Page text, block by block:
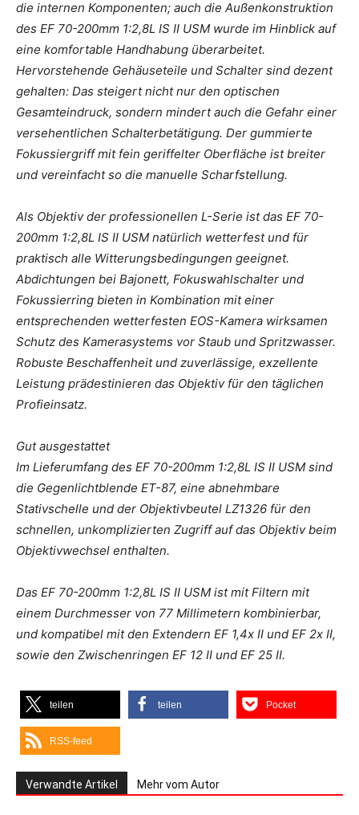
die internen Komponenten; auch die Außenkonstruktion
des EF 70-200mm 1:2,8L IS II USM wurde im Hinblick auf
eine komfortable Handhabung überarbeitet.
Hervorstehende Gehäuseteile und Schalter sind dezent
gehalten: Das steigert nicht nur den optischen
Gesamteindruck, sondern mindert auch die Gefahr einer
versehentlichen Schalterbetätigung. Der gummierte
Fokussiergriff mit fein geriffelter Oberfläche ist breiter
und vereinfacht so die manuelle Scharfstellung.
Als Objektiv der professionellen L-Serie ist das EF 70-
200mm 1:2,8L IS II USM natürlich wetterfest und für
praktisch alle Witterungsbedingungen geeignet.
Abdichtungen bei Bajonett, Fokuswahlschalter und
Fokussierring bieten in Kombination mit einer
entsprechenden wetterfesten EOS-Kamera wirksamen
Schutz des Kamerasystems vor Staub und Spritzwasser.
Robuste Beschaffenheit und zuverlässige, exzellente
Leistung prädestinieren das Objektiv für den täglichen
Profieinsatz.
Gut ausgestattet
Im Lieferumfang des EF 70-200mm 1:2,8L IS II USM sind
die Gegenlichtblende ET-87, eine abnehmbare
Stativschelle und der Objektivbeutel LZ1326 für den
schnellen, unkomplizierten Zugriff auf das Objektiv beim
Objektivwechsel enthalten.
Das EF 70-200mm 1:2,8L IS II USM ist mit Filtern mit
einem Durchmesser von 77 Millimetern kombinierbar,
und kompatibel mit den Extendern EF 1,4x II und EF 2x II,
sowie den Zwischenringen EF 12 II und EF 25 II.
teilen teilen Pocket
RSS-feed
Verwandte Artikel Mehr vom Autor